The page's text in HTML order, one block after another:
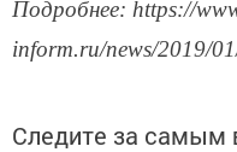
Подробнее: https://
inform.ru/news/2019/
Следите за